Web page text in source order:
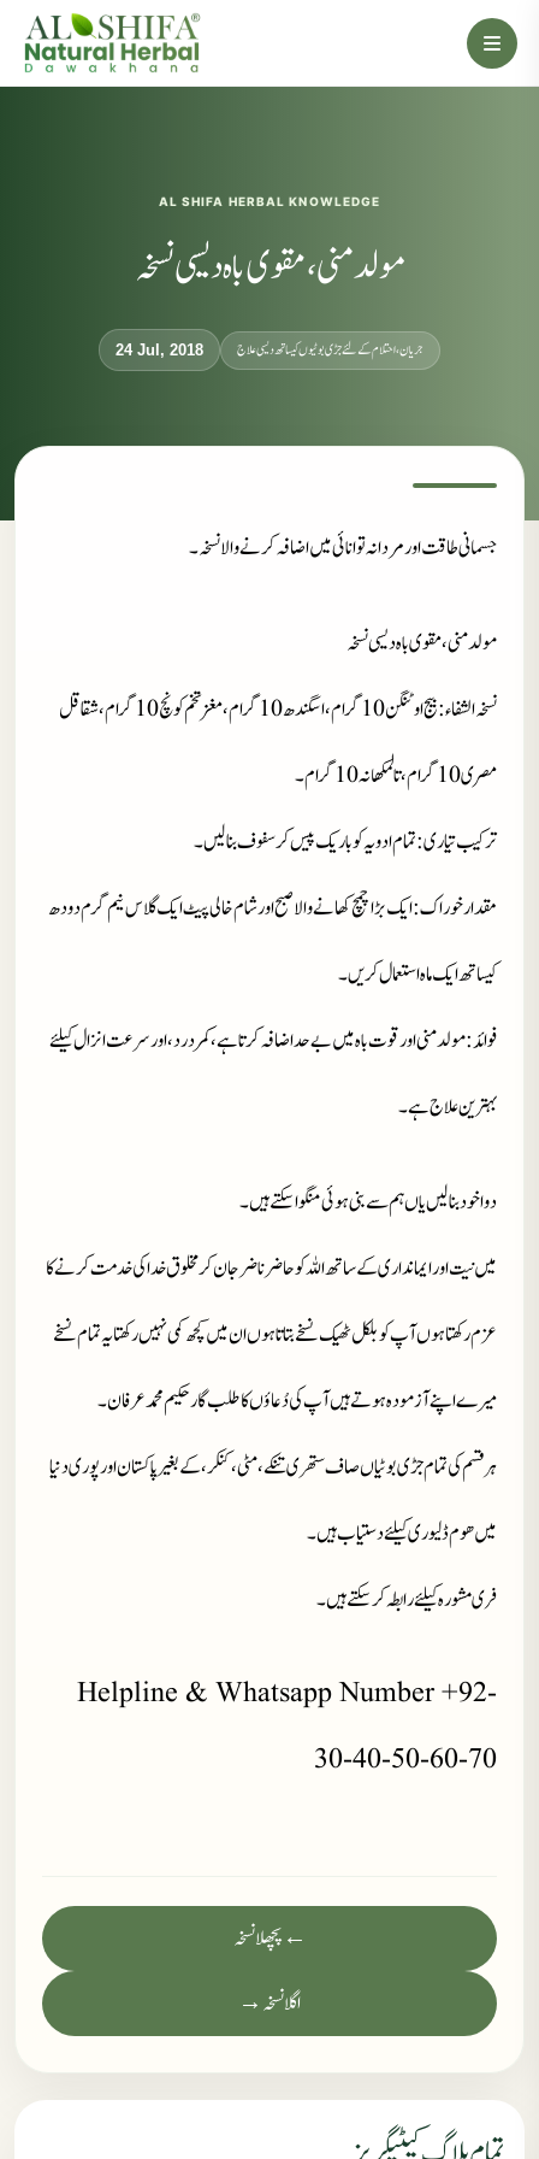
AL SHIFA HERBAL KNOWLEDGE
مولد منی، مقوی باہ دیسی نسخہ
24 Jul, 2018 جریان، احتلام کےلئے جڑی بوٹیوں کیساتھ دیسی علاج
جسمانی طاقت اور مردانہ توانائی میں اضافہ کرنے والا نسخہ۔
مولد منی، مقوی باہ دیسی نسخہ
نسخہ الشفاء
: بیج اوٹنگن 10 گرام، اسگندھ 10 گرام، مغز تخم کونچ 10 گرام، شقاقل
مصری 10 گرام، تالمکھانہ 10 گرام۔
ترکیب تیاری: تمام ادویہ کو باریک پیس کر سفوف بنالیں۔
مقدار خوراک: ایک بڑا چمچ کھانے والا صبح اور شام خالی پیٹ ایک گلاس نیم گرم دودھ
کیساتھ ایک ماہ استعمال کریں۔
فوائد: مولد منی اور قوت باہ میں بے حد اضافہ کرتا ہے، کمردرد، اور سرعت انزال کیلئے
بہترین علاج ہے۔
دوا خود بنا لیں یاں ہم سے بنی ہوئی منگوا سکتے ہیں۔
میں نیت اور ایمانداری کے ساتھ اللہ کو حاضر ناضر جان کر مخلوق خدا کی خدمت کرنے کا
عزم رکھتا ہوں آپ کو بلکل ٹھیک نسخے بتاتا ہوں ان میں کچھ کمی نہیں رکھتا یہ تمام نسخے
میرے اپنے آزمودہ ہوتے ہیں آپ کی دُعاؤں کا طلب گار حکیم محمد عرفان۔
ہر قسم کی تمام جڑی بوٹیاں صاف ستھری تنکے، مٹی، کنکر، کے بغیر پاکستان اور پوری دنیا
میں ھوم ڈلیوری کیلئے دستیاب ہیں۔
فری مشورہ کیلئے رابطہ کر سکتے ہیں۔
Helpline & Whatsapp Number +92-
30-40-50-60-70
← پچھلا نسخہ
اگلا نسخہ →